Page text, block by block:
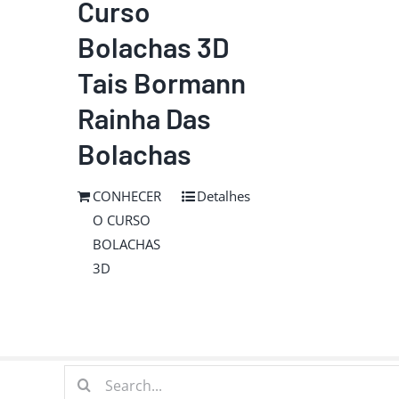
Curso
Bolachas 3D
Tais Bormann
Rainha Das
Bolachas
CONHECER
O CURSO
BOLACHAS
3D
Detalhes
Buscar